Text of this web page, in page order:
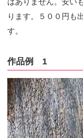
はありません。安い
ります。５００円も
す。
作品例 1